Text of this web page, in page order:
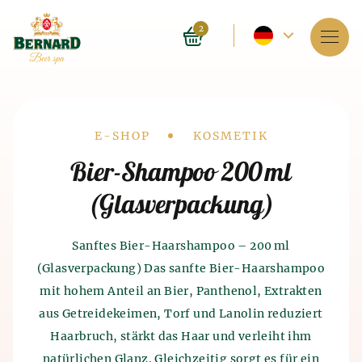
Aktuelle
Englisch
2
Über das Spa
Reservierung
Preise
E-shop
Blog
FAQ
Drobečková
navigace
E-SHOP KOSMETIK
Bier-Shampoo 200 ml
(Glasverpackung)
Sanftes Bier-Haarshampoo – 200 ml
(Glasverpackung) Das sanfte Bier-Haarshampoo
mit hohem Anteil an Bier, Panthenol, Extrakten
aus Getreidekeimen, Torf und Lanolin reduziert
Haarbruch, stärkt das Haar und verleiht ihm
natürlichen Glanz. Gleichzeitig sorgt es für ein
Geschichte der Bierbäder
Das Spa an sich entstand vor 4.000 Jahren in Indien.
Auch die alten Chinesen und Ägypter kannten die
wohltuende Wirkung des Spas auf den menschlichen
Geschichte derBier- und
Malzproduktion